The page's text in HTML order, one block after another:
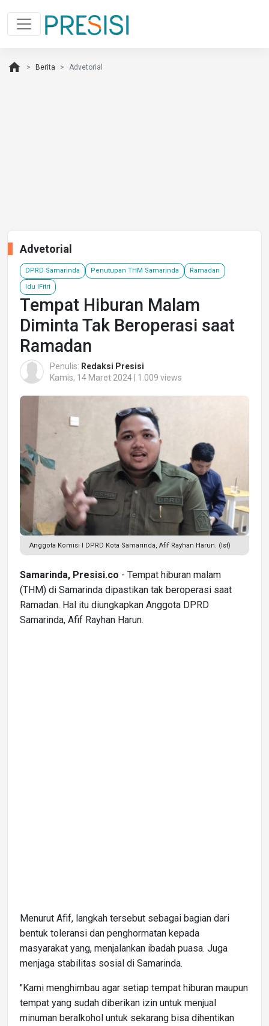
home Berita Advetorial
Advetorial
DPRD Samarinda Penutupan THM Samarinda Ramadan
Idu lFitri
Tempat Hiburan Malam
Diminta Tak Beroperasi saat
Ramadan
Penulis: Redaksi Presisi
Kamis, 14 Maret 2024 | 1.009 views
Anggota Komisi I DPRD Kota Samarinda, Afif Rayhan Harun. (Ist)
Samarinda, Presisi.co - Tempat hiburan malam
(THM) di Samarinda dipastikan tak beroperasi saat
Ramadan. Hal itu diungkapkan Anggota DPRD
Samarinda, Afif Rayhan Harun.
Menurut Afif, langkah tersebut sebagai bagian dari
bentuk toleransi dan penghormatan kepada
masyarakat yang, menjalankan ibadah puasa. Juga
menjaga stabilitas sosial di Samarinda.
"Kami menghimbau agar setiap tempat hiburan maupun
tempat yang sudah diberikan izin untuk menjual
minuman beralkohol untuk sekarang bisa dihentikan